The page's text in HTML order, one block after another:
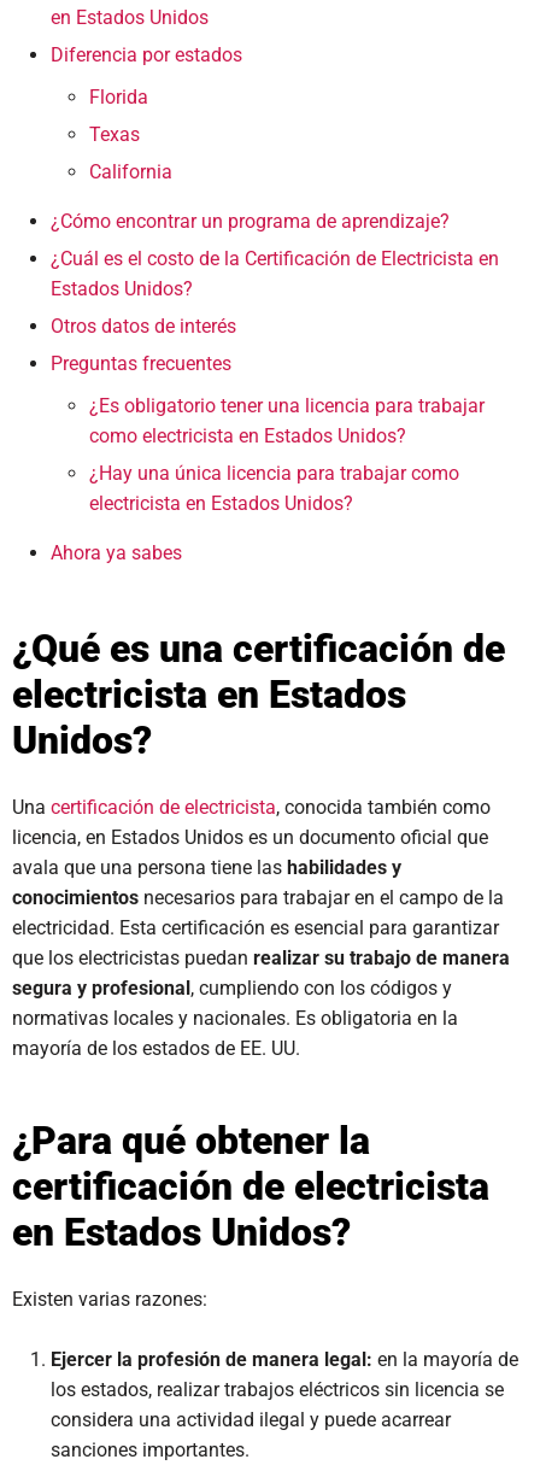
en Estados Unidos
Diferencia por estados
Florida
Texas
California
¿Cómo encontrar un programa de aprendizaje?
¿Cuál es el costo de la Certificación de Electricista en
Estados Unidos?
Otros datos de interés
Preguntas frecuentes
¿Es obligatorio tener una licencia para trabajar
como electricista en Estados Unidos?
¿Hay una única licencia para trabajar como
electricista en Estados Unidos?
Ahora ya sabes
¿Qué es una certificación de
electricista en Estados
Unidos?
Una certificación de electricista, conocida también como
licencia, en Estados Unidos es un documento oficial que
avala que una persona tiene las habilidades y
conocimientos necesarios para trabajar en el campo de la
electricidad. Esta certificación es esencial para garantizar
que los electricistas puedan realizar su trabajo de manera
segura y profesional, cumpliendo con los códigos y
normativas locales y nacionales. Es obligatoria en la
mayoría de los estados de EE. UU.
¿Para qué obtener la
certificación de electricista
en Estados Unidos?
Existen varias razones:
Ejercer la profesión de manera legal: en la mayoría de
los estados, realizar trabajos eléctricos sin licencia se
considera una actividad ilegal y puede acarrear
sanciones importantes.